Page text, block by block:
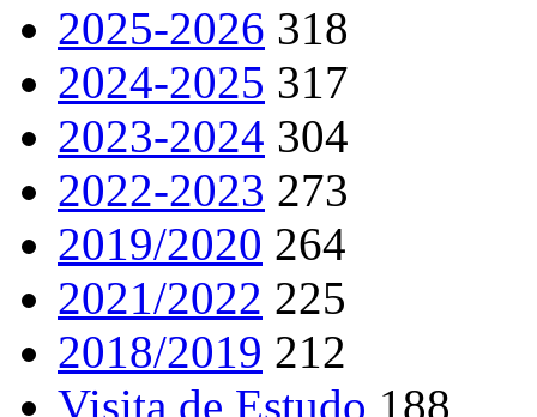
2025-2026 318
2024-2025 317
2023-2024 304
2022-2023 273
2019/2020 264
2021/2022 225
2018/2019 212
Visita de Estudo 188